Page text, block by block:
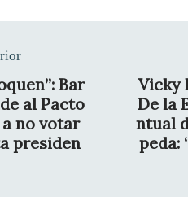
Bar
al Pacto
no votar
presiden
Vicky
De la
ntual
peda: